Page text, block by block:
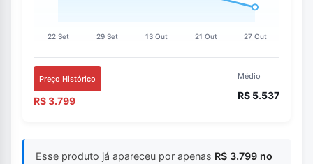
Preço Histórico
R$ 3.799
Médio
R$ 5.537
Esse produto já apareceu por apenas R$ 3.799 no